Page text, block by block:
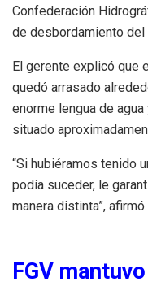
Confederación
de desbordamiento del
El gerente explicó que
quedó arrasado
enorme lengua de
situado
“Si hubiéramos tenido
podía suceder, le
manera distinta”, afirmó.
FGV